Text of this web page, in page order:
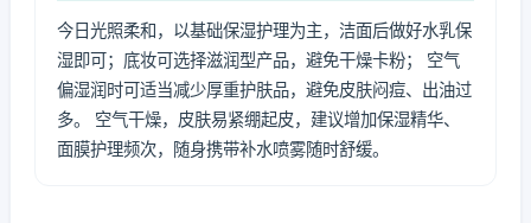
今日光照柔和，以基础保湿护理为主，洁面后做好水乳保
湿即可；底妆可选择滋润型产品，避免干燥卡粉； 空气
偏湿润时可适当减少厚重护肤品，避免皮肤闷痘、出油过
多。 空气干燥，皮肤易紧绷起皮，建议增加保湿精华、
面膜护理频次，随身携带补水喷雾随时舒缓。